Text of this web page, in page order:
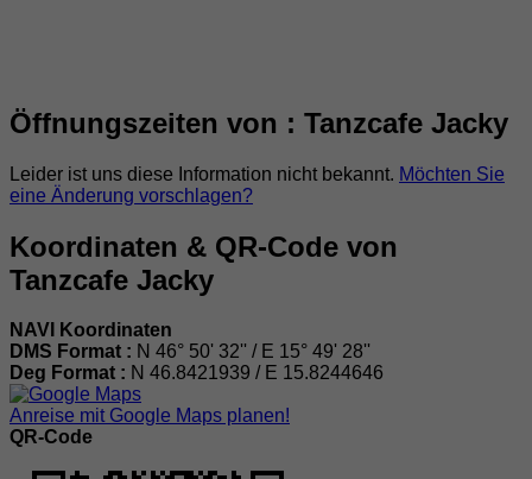
Öffnungszeiten von : Tanzcafe Jacky
Leider ist uns diese Information nicht bekannt. Möchten Sie
eine Änderung vorschlagen?
Koordinaten & QR-Code von
Tanzcafe Jacky
NAVI Koordinaten
DMS Format : N 46° 50' 32'' / E 15° 49' 28''
Deg Format : N 46.8421939 / E 15.8244646
Anreise mit Google Maps planen!
QR-Code